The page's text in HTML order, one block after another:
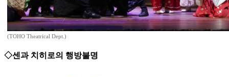
(TOHO Theatrical Dept.)
◇센과 치히로의 행방불명